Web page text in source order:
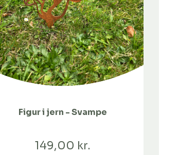
Figur i jern - Svampe
149,00 kr.